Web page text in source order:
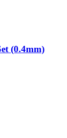
(0.4mm)